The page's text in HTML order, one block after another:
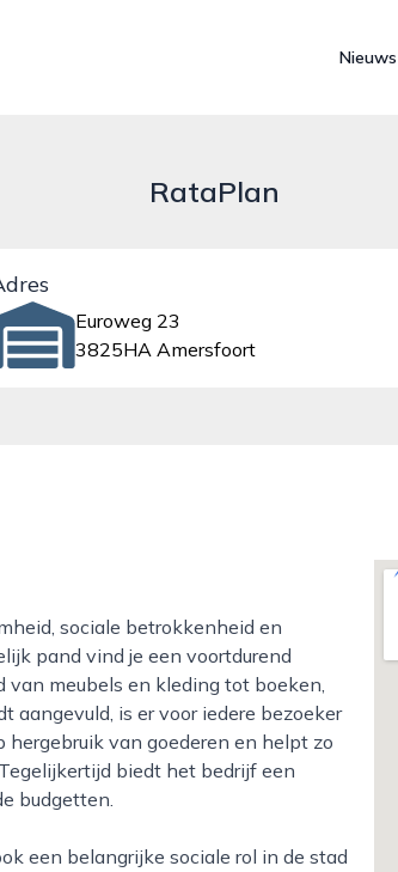
Nieuws
RataPlan
Euroweg 23
3825HA Amersfoort
pand vind je een voortdurend
meubels en kleding tot boeken,
aangevuld, is er voor iedere bezoeker
van goederen en helpt zo
biedt het bedrijf een
budgetten.